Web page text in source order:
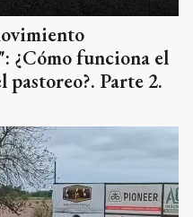
¿Cómo funciona el
Parte 2.